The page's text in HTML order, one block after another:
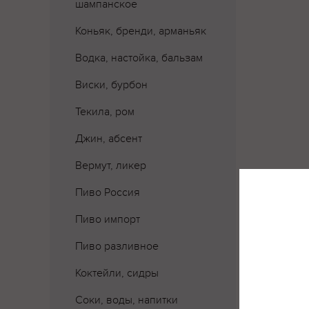
шампанское
Коньяк, бренди, арманьяк
Водка, настойка, бальзам
Виски, бурбон
Текила, ром
Джин, абсент
Вермут, ликер
Пиво Россия
Пиво импорт
Пиво разливное
Коктейли, сидры
Соки, воды, напитки